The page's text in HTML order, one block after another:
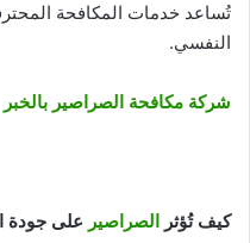
تُساعد خدمات المكافحة
النفسي.
شركة مكافحة الصراصير بالخبر
كيف تُؤثر الصراصير على جودة